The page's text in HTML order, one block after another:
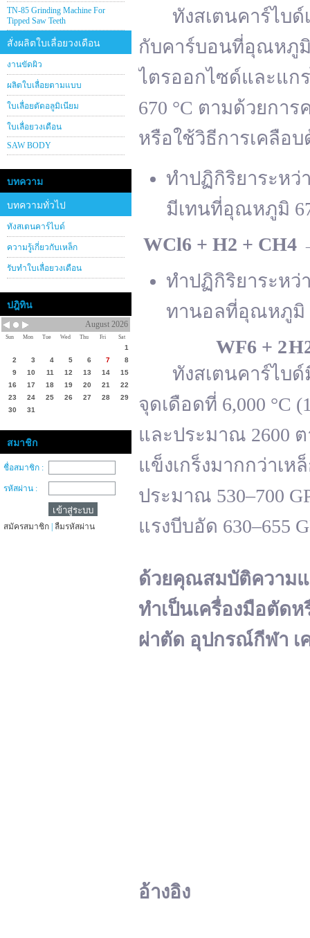
TN-85 Grinding Machine For
Tipped Saw Teeth
สั่งผลิตใบเลื่อยวงเดือน
งานขัดผิว
ผลิตใบเลื่อยตามแบบ
ใบเลื่อยตัดอลูมิเนียม
ใบเลื่อยวงเดือน
SAW BODY
บทความ
บทความทั่วไป
ทังสเตนคาร์ไบด์
ความรู้เกี่ยวกับเหล็ก
รับทำใบเลื่อยวงเดือน
ปฎิทิน
August 2026
Sun Mon Tue Wed Thu Fri Sat
1
2
3 4 5 6 7
8
9
10 11 12 13 14
15
16
17 18 19 20 21
22
23
24 25 26 27 28
29
30
31
สมาชิก
ชื่อสมาชิก :
รหัสผ่าน :
สมัครสมาชิก ลืมรหัสผ่าน
ทังสเตนคาร์ไบด์เ
กับคาร์บอนที่อุณหภูมิ
ไตรออกไซด์และแก
670 °C ตามด้วยกา
หรือใช้วิธีการเคลือบ
ทำปฏิกิริยาระหว่
มีเทนที่อุณหภูมิ
WCl6 + H2 + CH4
ทำปฏิกิริยาระหว่
ทานอลที่อุณหภูมิ
WF6 + 2 H
ทังสเตนคาร์ไบด์มี
จุดเดือดที่ 6,000 °C
และประมาณ 2600
แข็งเกร็งมากกว่าเ
ประมาณ 530–700
แรงบีบอัด 630–655
ด้วยคุณสมบัติความแ
ทำเป็นเครื่องมือตัดห
ผ่าตัด อุปกรณ์กีฬา เ
อ้างอิง